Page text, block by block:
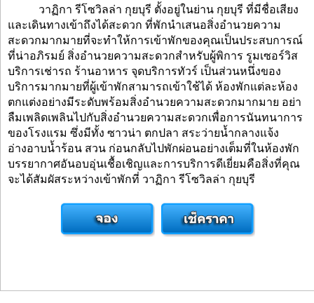
วาฏิกา รีโซวิลล่า กุยบุรี ตั้งอยู่ในย่าน กุยบุรี ที่มีชื่อเสียง
และเดินทางเข้าถึงได้สะดวก ที่พักนำเสนอสิ่งอำนวยความ
สะดวกมากมายที่จะทำให้การเข้าพักของคุณเป็นประสบการณ์
ที่น่าอภิรมย์ สิ่งอำนวยความสะดวกสำหรับผู้พิการ รูมเซอร์วิส
บริการเช่ารถ ร้านอาหาร จุดบริการทัวร์ เป็นส่วนหนึ่งของ
บริการมากมายที่ผู้เข้าพักสามารถเข้าใช้ได้ ห้องพักแต่ละห้อง
ตกแต่งอย่างมีระดับพร้อมสิ่งอำนวยความสะดวกมากมาย อย่า
ลืมเพลิดเพลินไปกับสิ่งอำนวยความสะดวกเพื่อการนันทนาการ
ของโรงแรม ซึ่งมีทั้ง ซาวน่า ตกปลา สระว่ายน้ำกลางแจ้ง
อ่างอาบน้ำร้อน สวน ก่อนกลับไปพักผ่อนอย่างเต็มที่ในห้องพัก
บรรยากาศอันอบอุ่นเชื้อเชิญและการบริการดีเยี่ยมคือสิ่งที่คุณ
จะได้สัมผัสระหว่างเข้าพักที่ วาฏิกา รีโซวิลล่า กุยบุรี